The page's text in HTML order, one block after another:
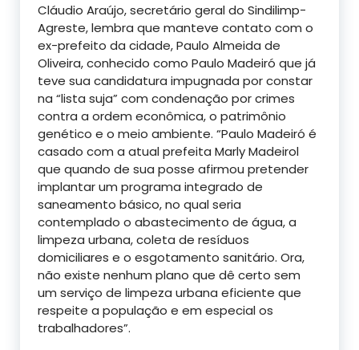
Cláudio Araújo, secretário geral do Sindilimp-
Agreste, lembra que manteve contato com o
ex-prefeito da cidade, Paulo Almeida de
Oliveira, conhecido como Paulo Madeiró que já
teve sua candidatura impugnada por constar
na “lista suja” com condenação por crimes
contra a ordem econômica, o patrimônio
genético e o meio ambiente. “Paulo Madeiró é
casado com a atual prefeita Marly Madeirol
que quando de sua posse afirmou pretender
implantar um programa integrado de
saneamento básico, no qual seria
contemplado o abastecimento de água, a
limpeza urbana, coleta de resíduos
domiciliares e o esgotamento sanitário. Ora,
não existe nenhum plano que dê certo sem
um serviço de limpeza urbana eficiente que
respeite a população e em especial os
trabalhadores”.